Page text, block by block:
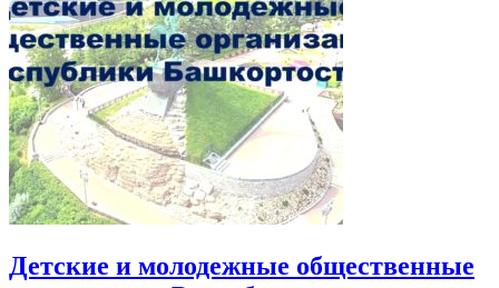
Детские и молодежные общественные